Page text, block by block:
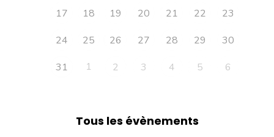
17 18 19 20 21 22
23
24
25 26 27 28 29
30
31
1 2 3 4 5 6
Tous les évènements